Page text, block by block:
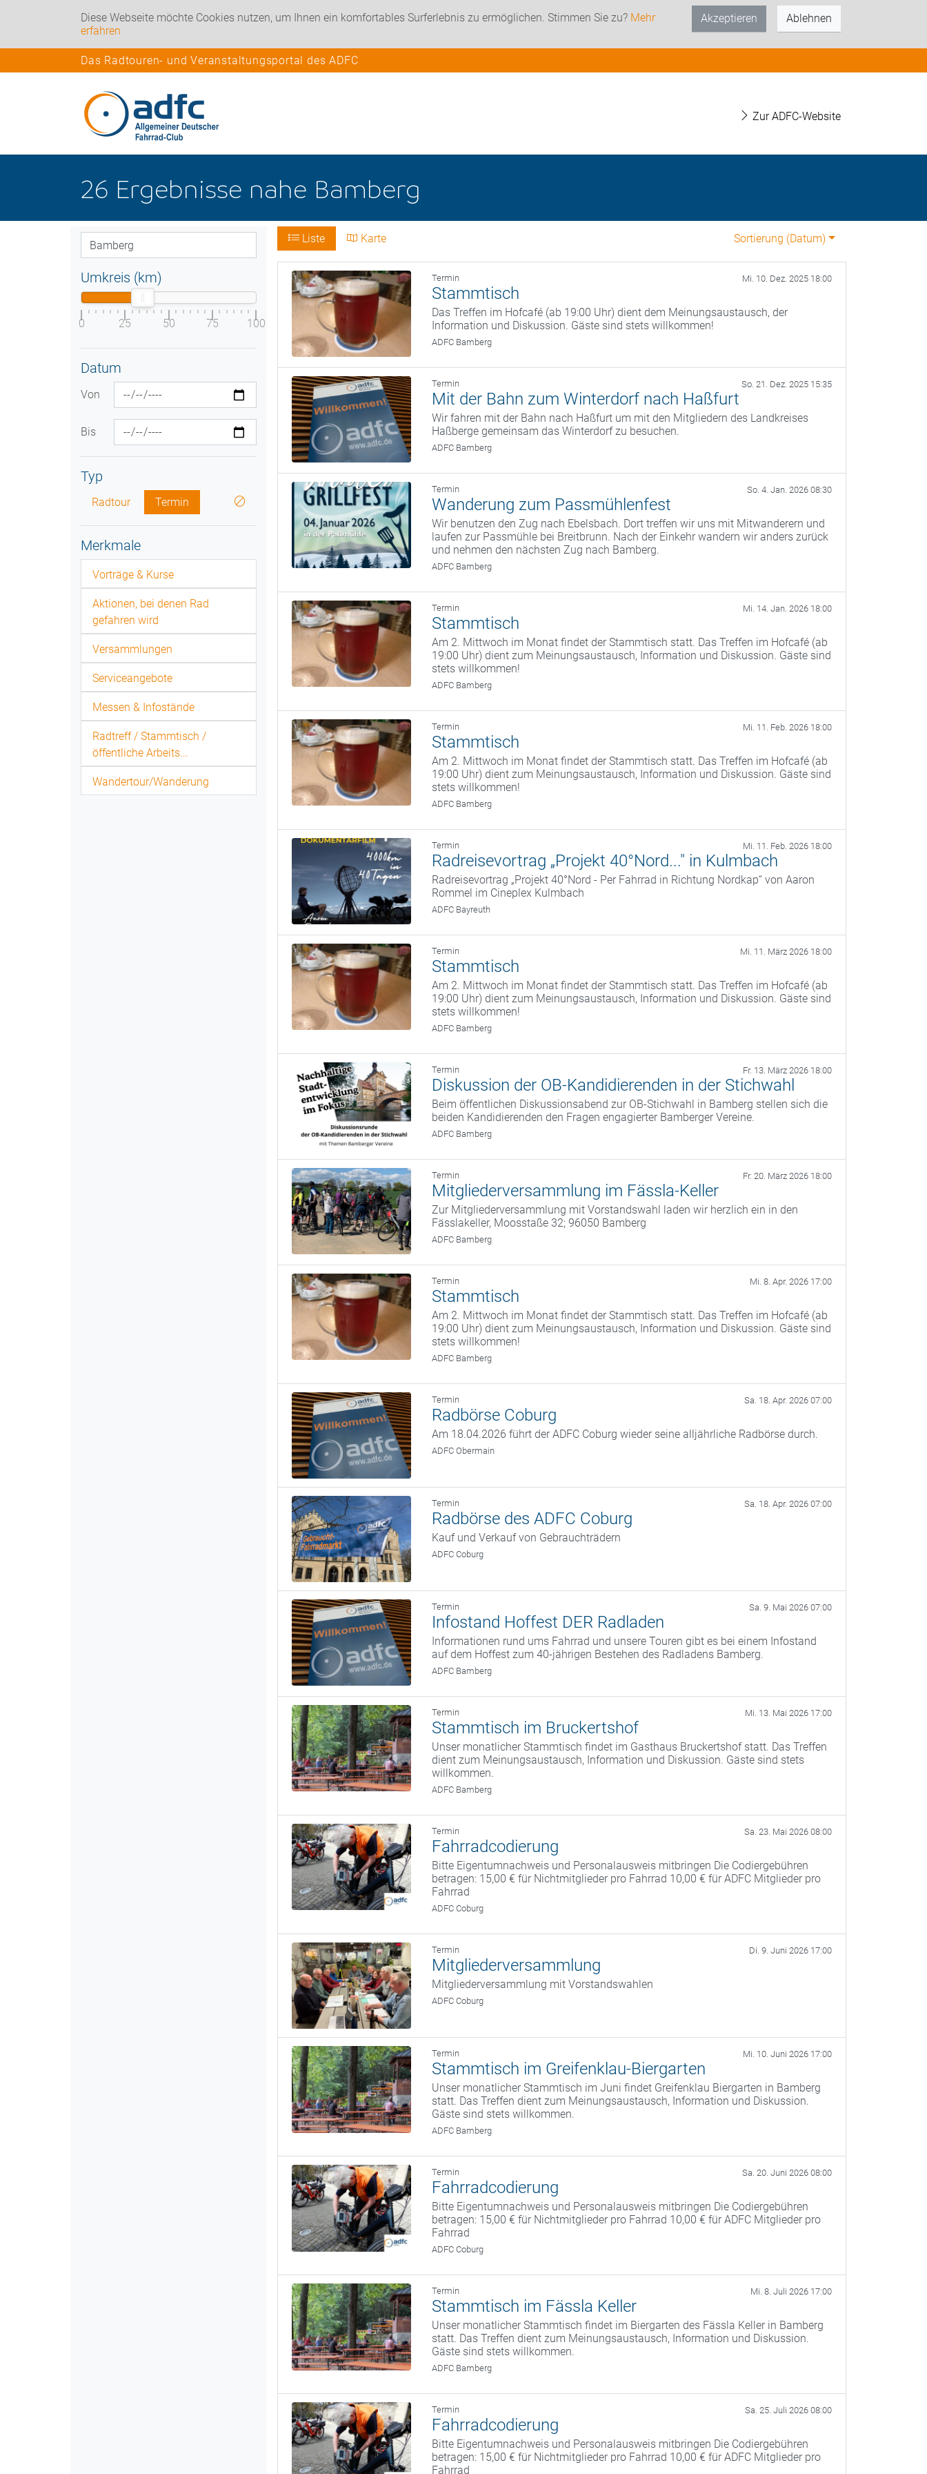
Diese Webseite möchte Cookies nutzen, um Ihnen ein komfortables Surferlebnis zu ermöglichen. Stimmen Sie zu? Mehr
erfahren
Akzeptieren Ablehnen
Das Radtouren- und Veranstaltungsportal des ADFC
Zur ADFC-Website
26 Ergebnisse nahe Bamberg
Umkreis (km)
0 25 50 75 100
Datum
Von
Bis
Typ
Radtour Termin
Merkmale
Vorträge & Kurse
Aktionen, bei denen Rad
gefahren wird
Versammlungen
Serviceangebote
Messen & Infostände
Radtreff / Stammtisch /
öffentliche Arbeits...
Wandertour/Wanderung
Liste Karte Sortierung (Datum)
Termin Mi. 10. Dez. 2025 18:00
Stammtisch
Das Treffen im Hofcafé (ab 19:00 Uhr) dient dem Meinungsaustausch, der
Information und Diskussion. Gäste sind stets willkommen!
ADFC Bamberg
Termin So. 21. Dez. 2025 15:35
Mit der Bahn zum Winterdorf nach Haßfurt
Wir fahren mit der Bahn nach Haßfurt um mit den Mitgliedern des Landkreises
Haßberge gemeinsam das Winterdorf zu besuchen.
ADFC Bamberg
Termin So. 4. Jan. 2026 08:30
Wanderung zum Passmühlenfest
Wir benutzen den Zug nach Ebelsbach. Dort treffen wir uns mit Mitwanderern und
laufen zur Passmühle bei Breitbrunn. Nach der Einkehr wandern wir anders zurück
und nehmen den nächsten Zug nach Bamberg.
ADFC Bamberg
Termin Mi. 14. Jan. 2026 18:00
Stammtisch
Am 2. Mittwoch im Monat findet der Stammtisch statt. Das Treffen im Hofcafé (ab
19:00 Uhr) dient zum Meinungsaustausch, Information und Diskussion. Gäste sind
stets willkommen!
ADFC Bamberg
Termin Mi. 11. Feb. 2026 18:00
Stammtisch
Am 2. Mittwoch im Monat findet der Stammtisch statt. Das Treffen im Hofcafé (ab
19:00 Uhr) dient zum Meinungsaustausch, Information und Diskussion. Gäste sind
stets willkommen!
ADFC Bamberg
Termin Mi. 11. Feb. 2026 18:00
Radreisevortrag „Projekt 40°Nord..." in Kulmbach
Radreisevortrag „Projekt 40°Nord - Per Fahrrad in Richtung Nordkap“ von Aaron
Rommel im Cineplex Kulmbach
ADFC Bayreuth
Termin Mi. 11. März 2026 18:00
Stammtisch
Am 2. Mittwoch im Monat findet der Stammtisch statt. Das Treffen im Hofcafé (ab
19:00 Uhr) dient zum Meinungsaustausch, Information und Diskussion. Gäste sind
stets willkommen!
ADFC Bamberg
Termin Fr. 13. März 2026 18:00
Diskussion der OB-Kandidierenden in der Stichwahl
Beim öffentlichen Diskussionsabend zur OB‑Stichwahl in Bamberg stellen sich die
beiden Kandidierenden den Fragen engagierter Bamberger Vereine.
ADFC Bamberg
Termin Fr. 20. März 2026 18:00
Mitgliederversammlung im Fässla-Keller
Zur Mitgliederversammlung mit Vorstandswahl laden wir herzlich ein in den
Fässlakeller, Moosstaße 32; 96050 Bamberg
ADFC Bamberg
Termin Mi. 8. Apr. 2026 17:00
Stammtisch
Am 2. Mittwoch im Monat findet der Stammtisch statt. Das Treffen im Hofcafé (ab
19:00 Uhr) dient zum Meinungsaustausch, Information und Diskussion. Gäste sind
stets willkommen!
ADFC Bamberg
Termin Sa. 18. Apr. 2026 07:00
Radbörse Coburg
Am 18.04.2026 führt der ADFC Coburg wieder seine alljährliche Radbörse durch.
ADFC Obermain
Termin Sa. 18. Apr. 2026 07:00
Radbörse des ADFC Coburg
Kauf und Verkauf von Gebrauchträdern
ADFC Coburg
Termin Sa. 9. Mai 2026 07:00
Infostand Hoffest DER Radladen
Informationen rund ums Fahrrad und unsere Touren gibt es bei einem Infostand
auf dem Hoffest zum 40-jährigen Bestehen des Radladens Bamberg.
ADFC Bamberg
Termin Mi. 13. Mai 2026 17:00
Stammtisch im Bruckertshof
Unser monatlicher Stammtisch findet im Gasthaus Bruckertshof statt. Das Treffen
dient zum Meinungsaustausch, Information und Diskussion. Gäste sind stets
willkommen.
ADFC Bamberg
Termin Sa. 23. Mai 2026 08:00
Fahrradcodierung
Bitte Eigentumnachweis und Personalausweis mitbringen Die Codiergebühren
betragen: 15,00 € für Nichtmitglieder pro Fahrrad 10,00 € für ADFC Mitglieder pro
Fahrrad
ADFC Coburg
Termin Di. 9. Juni 2026 17:00
Mitgliederversammlung
Mitgliederversammlung mit Vorstandswahlen
ADFC Coburg
Termin Mi. 10. Juni 2026 17:00
Stammtisch im Greifenklau-Biergarten
Unser monatlicher Stammtisch im Juni findet Greifenklau Biergarten in Bamberg
statt. Das Treffen dient zum Meinungsaustausch, Information und Diskussion.
Gäste sind stets willkommen.
ADFC Bamberg
Termin Sa. 20. Juni 2026 08:00
Fahrradcodierung
Bitte Eigentumnachweis und Personalausweis mitbringen Die Codiergebühren
betragen: 15,00 € für Nichtmitglieder pro Fahrrad 10,00 € für ADFC Mitglieder pro
Fahrrad
ADFC Coburg
Termin Mi. 8. Juli 2026 17:00
Stammtisch im Fässla Keller
Unser monatlicher Stammtisch findet im Biergarten des Fässla Keller in Bamberg
statt. Das Treffen dient zum Meinungsaustausch, Information und Diskussion.
Gäste sind stets willkommen.
ADFC Bamberg
Termin Sa. 25. Juli 2026 08:00
Fahrradcodierung
Bitte Eigentumnachweis und Personalausweis mitbringen Die Codiergebühren
betragen: 15,00 € für Nichtmitglieder pro Fahrrad 10,00 € für ADFC Mitglieder pro
Fahrrad